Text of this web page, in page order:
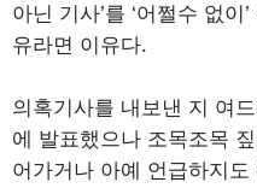
아닌 기사’를 ‘어쩔수 없
유라면 이유다.
의혹기사를 내보낸 지 여
에 발표했으나 조목조목
어가거나 아예 언급하지